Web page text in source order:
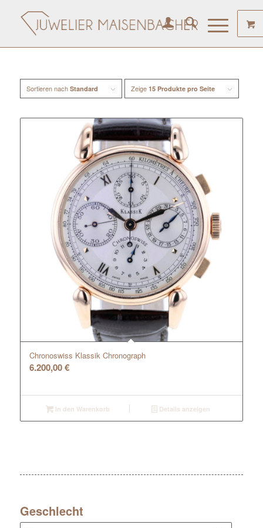
Sortieren nach Standard Zeige 15 Produkte pro Seite
Chronoswiss Klassik Chronograph
6.200,00€
In den Warenkorb Details anzeigen
Geschlecht